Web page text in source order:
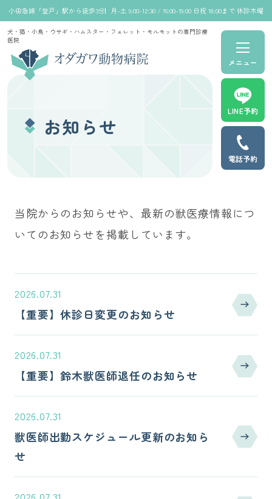
犬・猫・小鳥・ウサギ・ハムスター・フェレット・モルモットの専門診療
医院
小田急線「登戸」駅から徒歩3分 月-土 9:00-12:30 / 16:00-19:00 日祝 18:00まで 休診木曜
LINE予約
電話予約
メニュー
お知らせ
当院からのお知らせや、最新の獣医療情報につ
いてのお知らせを掲載しています。
2026.07.31
【重要】休診日変更のお知らせ
2026.07.31
【重要】鈴木獣医師退任のお知らせ
2026.07.31
獣医師出勤スケジュール更新のお知ら
せ